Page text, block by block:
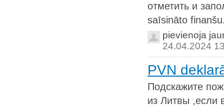
отметить и
saīsināto
pievienoja
24.04.2024
PVN
Подскажите
из Литвы ,если